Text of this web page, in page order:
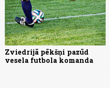
Zviedrijā pēkšņi pazūd
vesela futbola komanda